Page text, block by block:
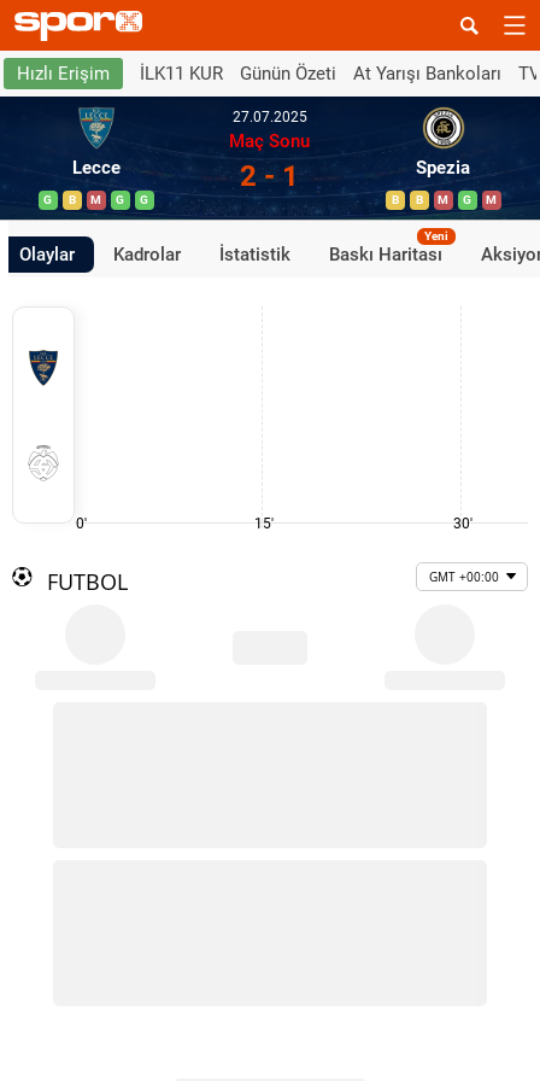
Hızlı Erişim İLK11 KUR Günün Özeti At Yarışı Bankoları
Lecce
G B M G G
27.07.2025
Maç Sonu
2 - 1 Spezia
B B M G M
Olaylar Kadrolar İstatistik Baskı Haritası
Yeni
0' 15' 30'
FUTBOL GMT +00:00